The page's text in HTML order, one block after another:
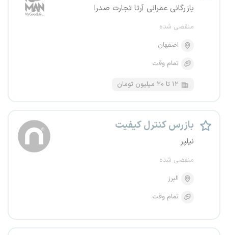
بازرگانی عمرانی آرتا تجارت صدرا
منقضی شده
اصفهان
تمام وقت
۱۲ تا ۲۰ میلیون تومان
بازرس کنترل کیفیت
نیلپر
منقضی شده
البرز
تمام وقت